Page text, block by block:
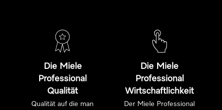
Die Miele
Professional
Qualität
Qualität auf die man
Die Miele
Professional
Wirtschaftlichkeit
Der Miele Professional